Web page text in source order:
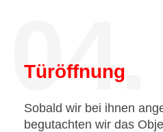
04.
Türöffnung
Sobald wir bei ihnen
begutachten wir das